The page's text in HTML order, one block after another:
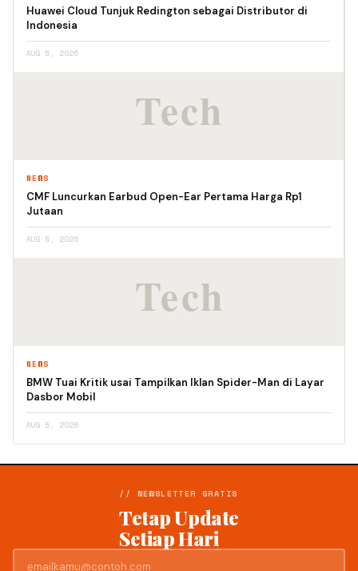
Huawei Cloud Tunjuk Redington sebagai Distributor di
Indonesia
AUG 5, 2026
NEWS
CMF Luncurkan Earbud Open-Ear Pertama Harga Rp1
Jutaan
AUG 5, 2026
NEWS
BMW Tuai Kritik usai Tampilkan Iklan Spider-Man di Layar
Dasbor Mobil
AUG 5, 2026
// NEWSLETTER GRATIS
Tetap Update
Setiap Hari